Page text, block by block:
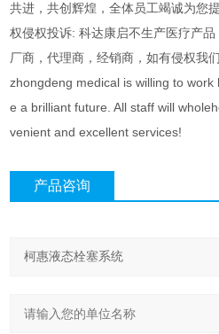
共进，共创辉煌，全体员工竭诚为您
权侵权投诉: 科达康启不生产医疗产
厂商，代理商，经销商，如有侵权我
zhongdeng medical is willing to
e a brilliant future. All staff will
venient and excellent services!
产品咨询